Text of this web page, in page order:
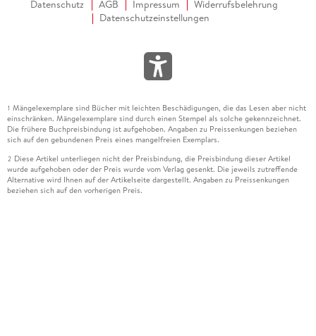
Datenschutz AGB Impressum
Widerrufsbelehrung
Datenschutzeinstellungen
1 Mängelexemplare sind Bücher mit leichten Beschädigungen, die das Lesen aber nicht
einschränken. Mängelexemplare sind durch einen Stempel als solche gekennzeichnet.
Die frühere Buchpreisbindung ist aufgehoben. Angaben zu Preissenkungen beziehen
sich auf den gebundenen Preis eines mangelfreien Exemplars.
2 Diese Artikel unterliegen nicht der Preisbindung, die Preisbindung dieser Artikel
wurde aufgehoben oder der Preis wurde vom Verlag gesenkt. Die jeweils zutreffende
Alternative wird Ihnen auf der Artikelseite dargestellt. Angaben zu Preissenkungen
beziehen sich auf den vorherigen Preis.